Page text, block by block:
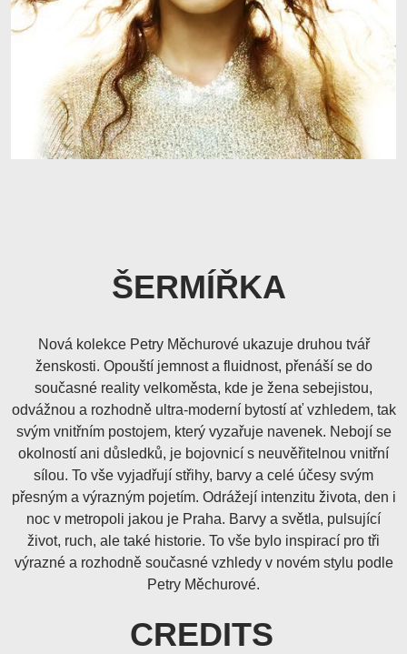
ŠERMÍŘKA
Nová kolekce Petry Měchurové ukazuje druhou tvář
ženskosti. Opouští jemnost a fluidnost, přenáší se do
současné reality velkoměsta, kde je žena sebejistou,
odvážnou a rozhodně ultra-moderní bytostí ať vzhledem, tak
svým vnitřním postojem, který vyzařuje navenek. Nebojí se
okolností ani důsledků, je bojovnicí s neuvěřitelnou vnitřní
sílou. To vše vyjadřují střihy, barvy a celé účesy svým
přesným a výrazným pojetím. Odrážejí intenzitu života, den i
noc v metropoli jakou je Praha. Barvy a světla, pulsující
život, ruch, ale také historie. To vše bylo inspirací pro tři
výrazné a rozhodně současné vzhledy v novém stylu podle
Petry Měchurové.
CREDITS